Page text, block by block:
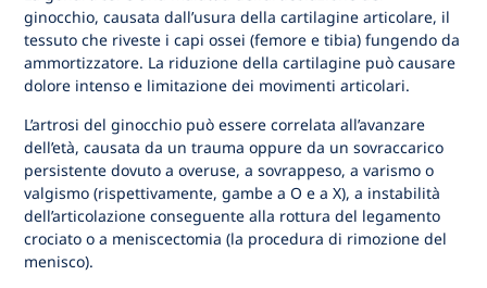
ginocchio, causata dall’usura della cartilagine articolare, il
tessuto che riveste i capi ossei (femore e tibia) fungendo da
ammortizzatore. La riduzione della cartilagine può causare
dolore intenso e limitazione dei movimenti articolari.
L’artrosi del ginocchio può essere correlata all’avanzare
dell’età, causata da un trauma oppure da un sovraccarico
persistente dovuto a overuse, a sovrappeso, a varismo o
valgismo (rispettivamente, gambe a O e a X), a instabilità
dell’articolazione conseguente alla rottura del legamento
crociato o a meniscectomia (la procedura di rimozione del
menisco).